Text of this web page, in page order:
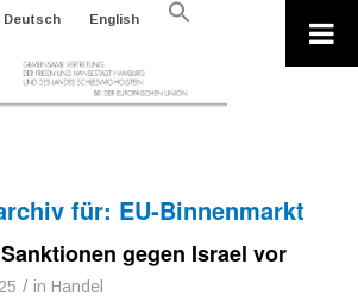
Deutsch English
Search
für: EU-Binnenmarkt
gegen Israel vor
/ in Handel